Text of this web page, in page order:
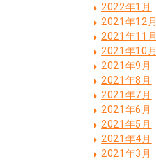
2022年1月
2021年12月
2021年11月
2021年10月
2021年9月
2021年8月
2021年7月
2021年6月
2021年5月
2021年4月
2021年3月